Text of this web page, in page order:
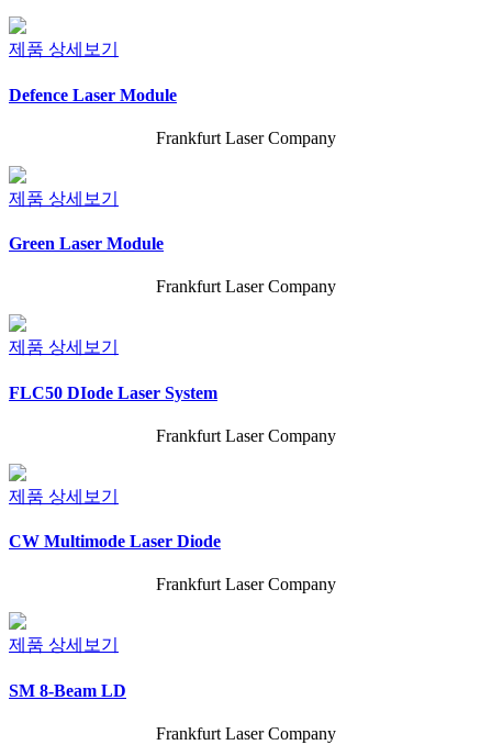
제품 상세보기
Defence Laser Module
Frankfurt Laser Company
제품 상세보기
Green Laser Module
Frankfurt Laser Company
제품 상세보기
FLC50 DIode Laser System
Frankfurt Laser Company
제품 상세보기
CW Multimode Laser Diode
Frankfurt Laser Company
제품 상세보기
SM 8-Beam LD
Frankfurt Laser Company